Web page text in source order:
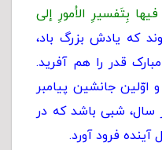
بِتَفسیرِ الاُمورِ إلى‏
که یادش بزرگ باد،
قدر را هم آفرید.
اوّلین جانشین پیامبر
سال، شبى باشد که در
فرود آورد.